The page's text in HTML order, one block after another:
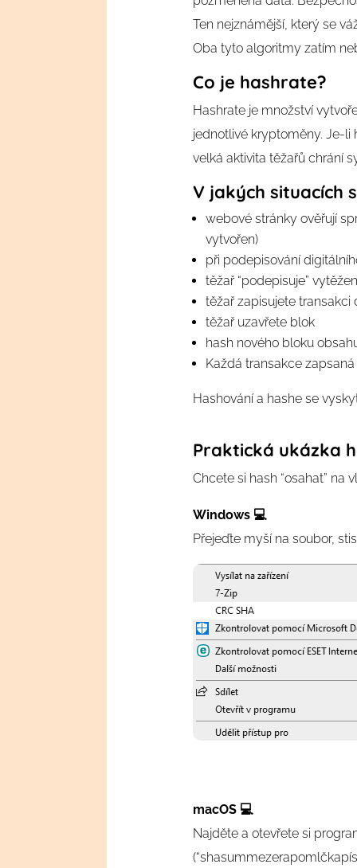
Ten nejznámější, který se
Oba tyto algoritmy zatím
Co je hashrate?
Hashrate je množství
jednotlivé kryptoměny. Je-li
velká aktivita těžařů chrání
V jakých situacích
webové stránky ověřují
vytvořen)
při podepisování
těžař “podepisuje”
těžař zapisujete transakci
těžař uzavřete blok
hash nového bloku
Každá transakce
Hashování a hashe se
Praktická ukázka
Chcete si hash “osahat” na
Windows 💻
Přejeďte myší na soubor,
macOS 💻
Najděte a otevřete si